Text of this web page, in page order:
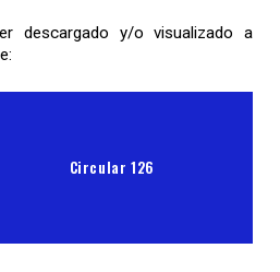
descargado y/o visualizado a
Circular 126